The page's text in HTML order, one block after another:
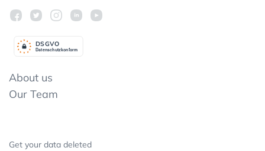
Datenschutzkonform
DSGVO
About us
Our Team
Get your data deleted